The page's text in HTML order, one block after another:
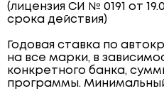
(лицензия СИ № 0191 от
срока действия)
Годовая ставка по
на все марки, в
конкретного банка,
программы.